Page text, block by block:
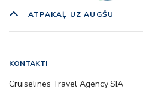
ATPAKAĻ UZ AUGŠU
KONTAKTI
Cruiselines Travel Agency SIA